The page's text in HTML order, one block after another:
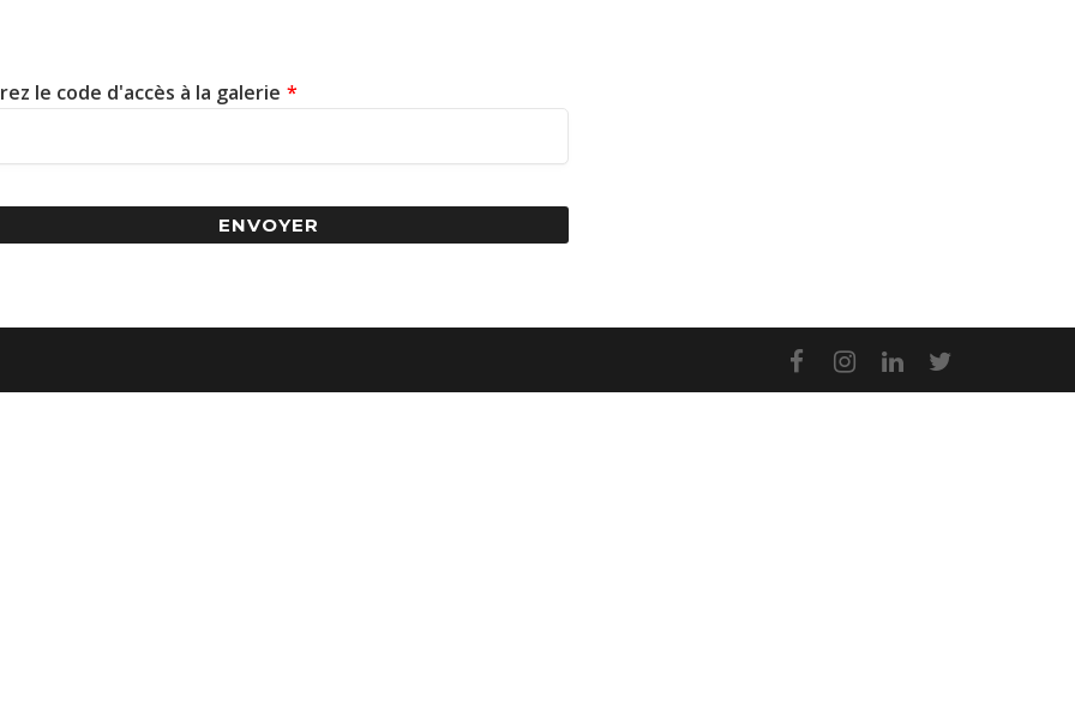
le code d'accès à la galerie *
ENVOYER